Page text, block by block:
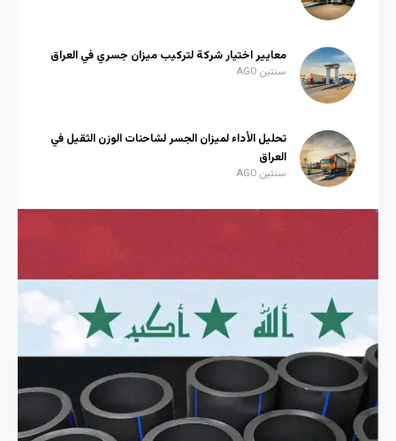
معايير اختيار شركة لتركيب ميزان جسري في العراق
سنتين AGO
تحليل الأداء لميزان الجسر لشاحنات الوزن الثقيل في
العراق
سنتين AGO